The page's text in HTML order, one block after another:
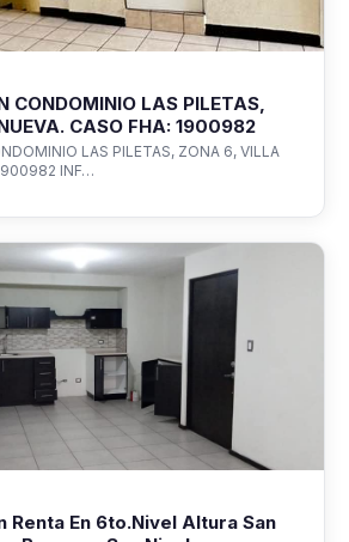
CONDOMINIO LAS PILETAS,
CASO FHA: 1900982
LAS PILETAS, ZONA 6, VILLA
INF…
Renta En 6to.Nivel Altura San